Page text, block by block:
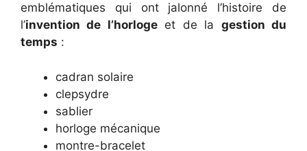
emblématiques qui ont jalonné l’histoire de
l’invention de l’horlogeet de la gestion du
temps :
cadran solaire
clepsydre
sablier
horloge mécanique
montre-bracelet